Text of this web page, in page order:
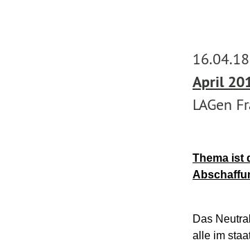
April
LAGen
Thema ist
Das
alle im